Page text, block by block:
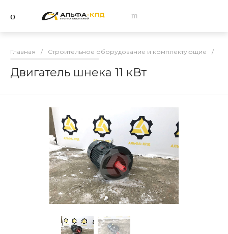
Главная / Строительное оборудование и комплектующие /
Двигатель шнека 11 кВт